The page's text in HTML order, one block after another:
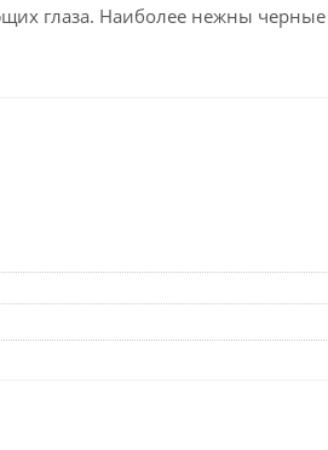
глаза. Наиболее нежны черные